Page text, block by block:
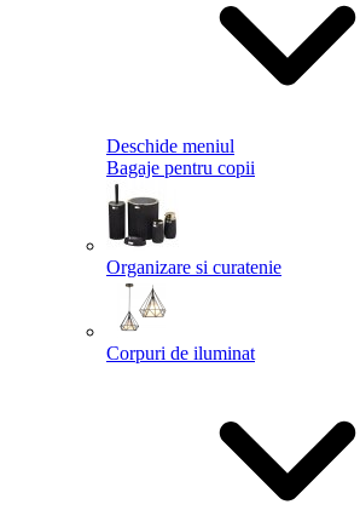
Deschide meniul
Bagaje pentru copii
Organizare si curatenie
Corpuri de iluminat